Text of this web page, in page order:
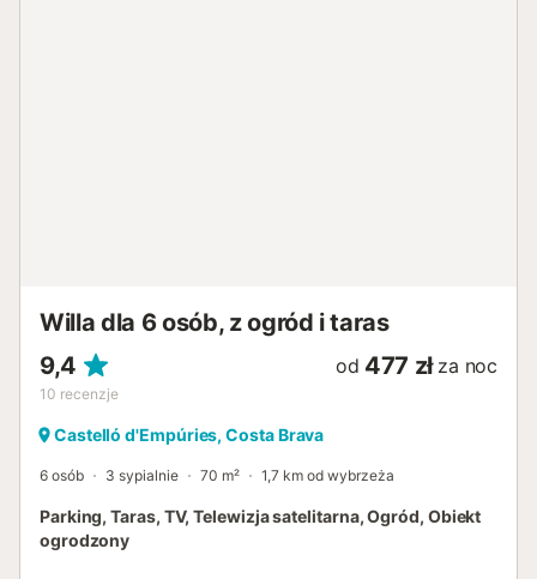
Willa dla 6 osób, z ogród i taras
9,4
10 recenzje
od 477 zł za noc
Castelló d'Empúries, Costa Brava
6 osób 3 sypialnie 70 m² 1,7 km od wybrzeża
Parking, Taras, TV, Telewizja satelitarna, Ogród, Obiekt
ogrodzony